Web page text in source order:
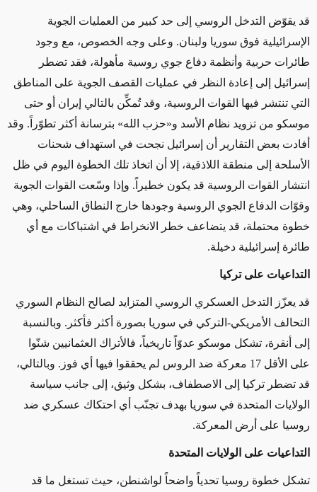
قد يقوّض التدخل الروسي إلى حد كبير من العمليات الجوية
الإسرائيلية فوق سوريا ولبنان. وعلى وجه الخصوص، مع وجود
طائرات حربية وأنظمة دفاع جوي روسية مأهولة، فقد تضطر
إسرائيل إلى إعادة النظر في عمليات القصف الجوية على المناطق
التي تنتشر فيها القوات الروسية، وقد تُمكِّن بالتالي إيران أو حتى
موسكو من تزويد نظام الأسد و«حزب الله» بترسانة أكثر تطوّراً. وقد
أفادت بعض التقارير أن إسرائيل نجحت في استهداف شحنات
الأسلحة إلى منطقة اللاذقية، إلا أن اتخاذ تلك الخطوة اليوم في ظل
انتشار القوات الروسية قد يكون خطيراً. وإذا وسّعت القوات الجوية
وقوّات الدفاع الجوي الروسية وجودها خارج النطاق الساحلي، وهي
خطوة محتملة، قد يتضاعف خطر الانخراط في اشتباكات مع أي
طائرة إسرائيلية دخيلة.
التداعيات على تركيا
قد يعزّز التدخل العسكري الروسي المتزايد لصالح النظام السوري
التحالف الأمريكي-التركي في سوريا بصورة أكثر فأكثر. وبالنسبة
إلى أنقرة، تشكل موسكو عدوّاً تاريخياً، فالأتراك العثمانيين شنّوا
على الأقل 17 معركة ضد الروس لم يحققوا فيها أي فوز. وبالتالي،
قد تضطر تركيا إلى الاصطفاف، بشكل وثيق، إلى جانب سياسة
الولايات المتحدة في سوريا بهدف تجنّب أي احتكاك عسكري ضد
روسيا على أرض المعركة.
التداعيات على الولايات المتحدة
تشكل خطوة روسيا تحدياً واضحاً لواشنطن، حيث تستغل ما قد